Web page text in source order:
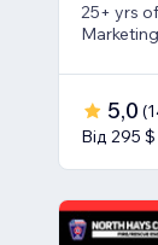
25+ yrs
5,0 (
Від 295 $